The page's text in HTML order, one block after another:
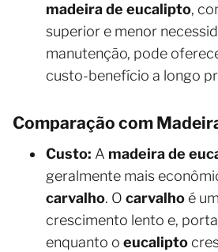
madeira de eucalipto,
superior e menor
manutenção, pode
custo-benefício a longo
Comparação com
Custo: A madeira de
geralmente mais
carvalho. O carvalho é
crescimento lento e,
enquanto o eucalipto